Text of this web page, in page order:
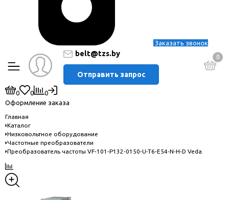
Заказать звонок
belt@tzs.by
Отправить запрос
0
0 0
0
Оформление заказа
Главная
Каталог
Низковольтное оборудование
Частотные преобразователи
Преобразователь частоты VF-101-P132-0150-U-T6-E54-N-H-D Veda